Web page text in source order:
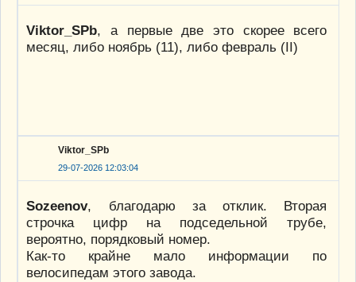
Viktor_SPb, а первые две это скорее всего
месяц, либо ноябрь (11), либо февраль (II)
Viktor_SPb
29-07-2026 12:03:04
Sozeenov, благодарю за отклик. Вторая
строчка цифр на подседельной трубе,
вероятно, порядковый номер.
Как-то крайне мало информации по
велосипедам этого завода.